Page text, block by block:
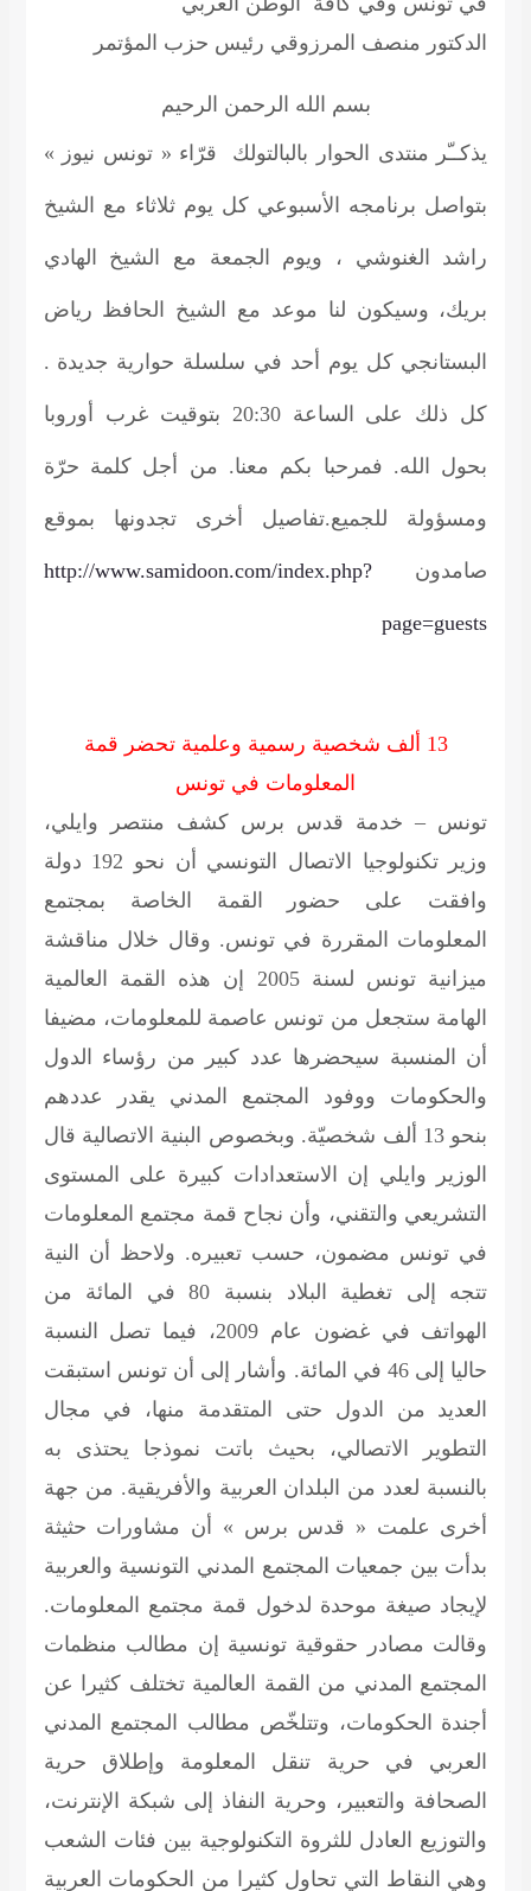
الدكتور منصف المرزوقي رئيس حزب المؤتمر
بسم الله الرحمن الرحيم
يذكــّر منتدى الحوار بالبالتولك قرّاء « تونس نيوز »
بتواصل برنامجه الأسبوعي كل يوم ثلاثاء مع الشيخ
راشد الغنوشي ، ويوم الجمعة مع الشيخ الهادي
بريك، وسيكون لنا موعد مع الشيخ الحافظ رياض
البستانجي كل يوم أحد في سلسلة حوارية جديدة .
كل ذلك على الساعة 20:30 بتوقيت غرب أوروبا
بحول الله. فمرحبا بكم معنا. من أجل كلمة حرّة
ومسؤولة للجميع.تفاصيل أخرى تجدونها بموقع
صامدونhttp://www.samidoon.com/index.php?
page=guests
13 ألف شخصية رسمية وعلمية تحضر قمة
المعلومات في تونس
تونس – خدمة قدس برس كشف منتصر وايلي،
وزير تكنولوجيا الاتصال التونسي أن نحو 192 دولة
وافقت على حضور القمة الخاصة بمجتمع
المعلومات المقررة في تونس. وقال خلال مناقشة
ميزانية تونس لسنة 2005 إن هذه القمة العالمية
الهامة ستجعل من تونس عاصمة للمعلومات، مضيفا
أن المنسبة سيحضرها عدد كبير من رؤساء الدول
والحكومات ووفود المجتمع المدني يقدر عددهم
بنحو 13 ألف شخصيّة. وبخصوص البنية الاتصالية قال
الوزير وايلي إن الاستعدادات كبيرة على المستوى
التشريعي والتقني، وأن نجاح قمة مجتمع المعلومات
في تونس مضمون، حسب تعبيره. ولاحظ أن النية
تتجه إلى تغطية البلاد بنسبة 80 في المائة من
الهواتف في غضون عام 2009، فيما تصل النسبة
حاليا إلى 46 في المائة. وأشار إلى أن تونس استبقت
العديد من الدول حتى المتقدمة منها، في مجال
التطوير الاتصالي، بحيث باتت نموذجا يحتذى به
بالنسبة لعدد من البلدان العربية والأفريقية. من جهة
أخرى علمت « قدس برس » أن مشاورات حثيثة
بدأت بين جمعيات المجتمع المدني التونسية والعربية
لإيجاد صيغة موحدة لدخول قمة مجتمع المعلومات.
وقالت مصادر حقوقية تونسية إن مطالب منظمات
المجتمع المدني من القمة العالمية تختلف كثيرا عن
أجندة الحكومات، وتتلخّص مطالب المجتمع المدني
العربي في حرية تنقل المعلومة وإطلاق حرية
الصحافة والتعبير، وحرية النفاذ إلى شبكة الإنترنت،
والتوزيع العادل للثروة التكنولوجية بين فئات الشعب
وهي النقاط التي تحاول كثيرا من الحكومات العربية